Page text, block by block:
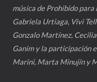
música deProhibido para
Gabriela Urtiaga, Vivi
Gonzalo Martínez,
Ganim y la participación
Marini, Marta Minujín y